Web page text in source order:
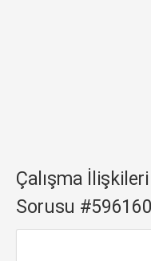
Çalışma
Sorusu #596160